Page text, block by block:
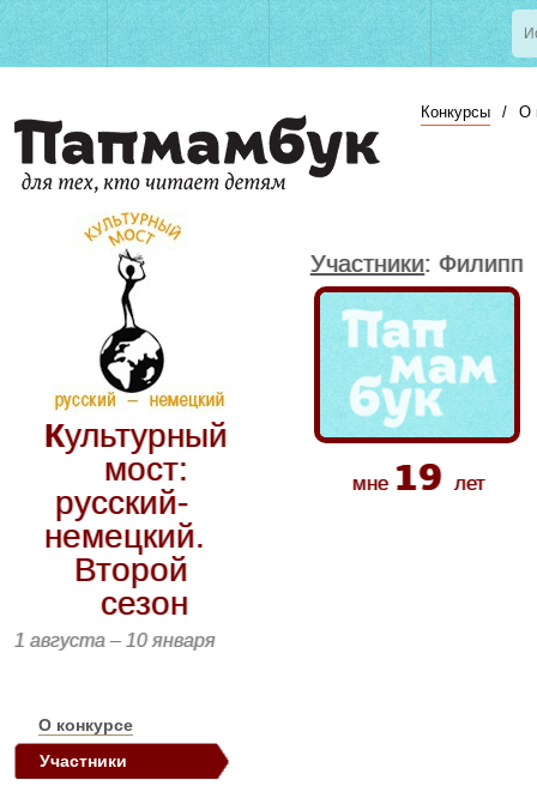
Конкурсы / О
Культурный
мост:
русский-
немецкий.
Второй
сезон
1 августа – 10 января
О конкурсе
Участники
Участники: Филипп
мне 19лет